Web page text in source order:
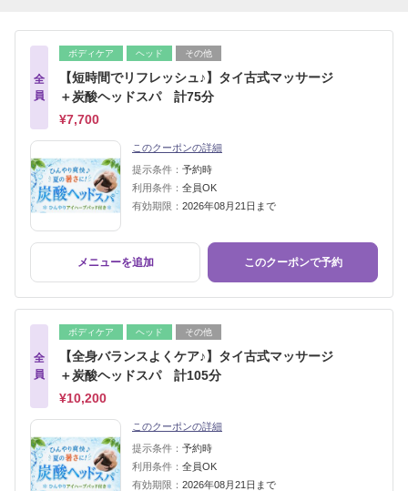
全
員
ボディケア ヘッド その他
【短時間でリフレッシュ♪】タイ古式マッサージ
＋炭酸ヘッドスパ 計75分
¥7,700
このクーポンの詳細
提示条件： 予約時
利用条件： 全員OK
有効期限： 2026年08月21日まで
メニューを追加 このクーポンで予約
全
員
ボディケア ヘッド その他
【全身バランスよくケア♪】タイ古式マッサージ
＋炭酸ヘッドスパ 計105分
¥10,200
このクーポンの詳細
提示条件： 予約時
利用条件： 全員OK
有効期限： 2026年08月21日まで